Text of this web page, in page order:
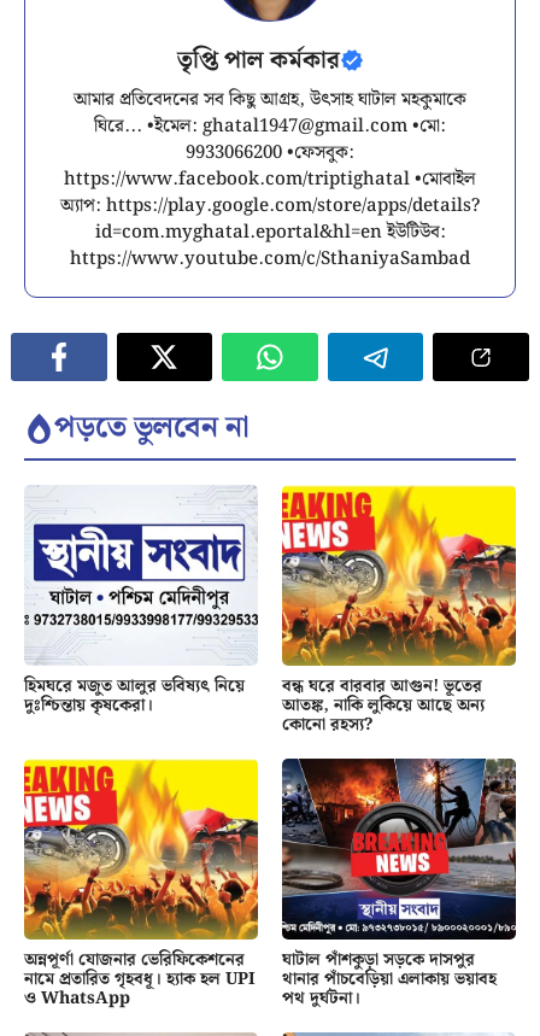
তৃপ্তি পাল কর্মকার
আমার প্রতিবেদনের সব কিছু আগ্রহ, উৎসাহ ঘাটাল মহকুমাকে
ঘিরে... •ইমেল: ghatal1947@gmail.com•মো:
9933066200 •ফেসবুক:
https://www.facebook.com/triptighatal •মোবাইল
অ্যাপ: https://play.google.com/store/apps/details?
id=com.myghatal.eportal&hl=en ইউটিউব:
https://www.youtube.com/c/SthaniyaSambad
পড়তে ভুলবেন না
হিমঘরে মজুত আলুর ভবিষ্যৎ নিয়ে
দুঃশ্চিন্তায় কৃষকেরা।
বন্ধ ঘরে বারবার আগুন! ভূতের
আতঙ্ক, নাকি লুকিয়ে আছে অন্য
কোনো রহস্য?
অন্নপূর্ণা যোজনার ভেরিফিকেশনের
নামে প্রতারিত গৃহবধূ। হ্যাক হল UPI
ও WhatsApp
ঘাটাল পাঁশকুড়া সড়কে দাসপুর
থানার পাঁচবেড়িয়া এলাকায় ভয়াবহ
পথ দুর্ঘটনা।